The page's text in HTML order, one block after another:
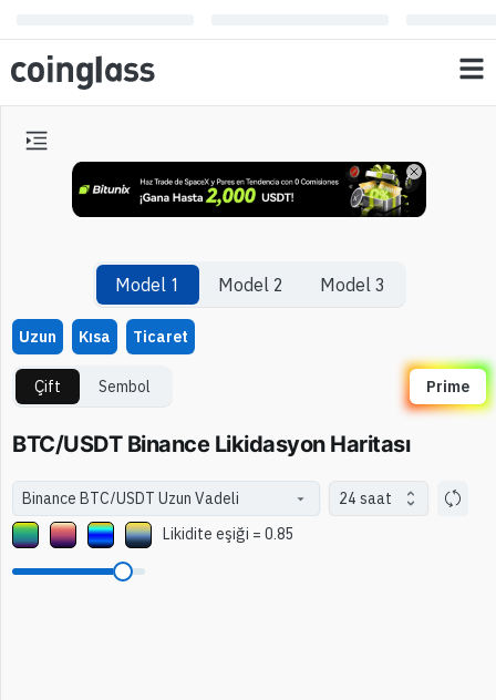
Model 1 Model 2 Model 3
Uzun Kısa Ticaret
Çift Sembol Prime
BTC/USDT Binance Likidasyon Haritası
24 saat
Likidite eşiği = 0.85